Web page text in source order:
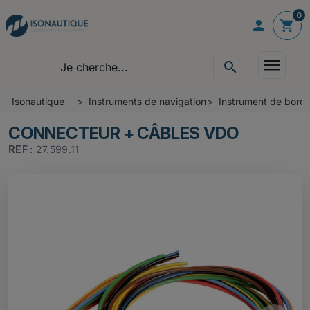
 shopping_cart
0
search menu
Isonautique Instruments de navigation Instrument de bord
CONNECTEUR + CÂBLES VDO
REF : 27.599.11